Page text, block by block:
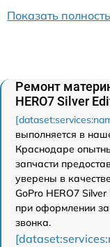
Показать
Ремонт
HERO7 Silver
выполняется в
Краснодаре
запчасти
уверены в
GoPro HERO7
при оформлении
звонка.